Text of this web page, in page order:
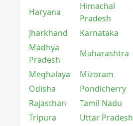
Haryana
Himachal
Pradesh
Jharkhand
Karnataka
Madhya
Pradesh
Maharashtra
Meghalaya
Mizoram
Odisha
Pondicherry
Rajasthan
Tamil Nadu
Tripura
Uttar Pradesh